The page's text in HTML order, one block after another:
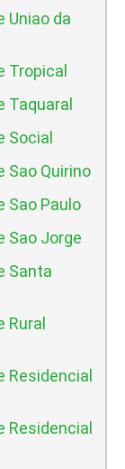
Uniao da
Tropical
Taquaral
Social
Sao Quirino
Sao Paulo
Sao Jorge
Santa
Rural
Residencial
Residencial